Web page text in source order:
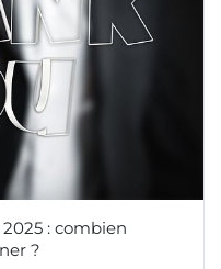
: combien
?